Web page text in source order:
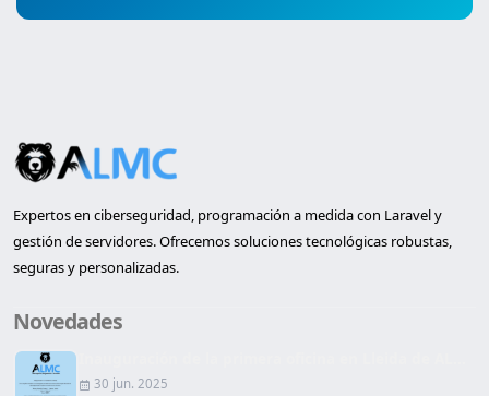
Expertos en ciberseguridad, programación a medida con Laravel y
gestión de servidores. Ofrecemos soluciones tecnológicas robustas,
seguras y personalizadas.
Novedades
30 jun. 2025